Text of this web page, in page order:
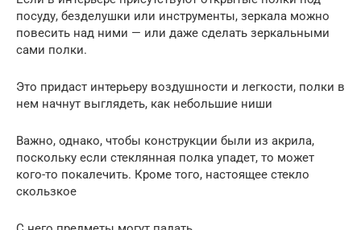
посуду, безделушки или инструменты, зеркала можно
повесить над ними — или даже сделать зеркальными
сами полки.
Это придаст интерьеру воздушности и легкости, полки в
нем начнут выглядеть, как небольшие ниши
Важно, однако, чтобы конструкции были из акрила,
поскольку если стеклянная полка упадет, то может
кого-то покалечить. Кроме того, настоящее стекло
скользкое